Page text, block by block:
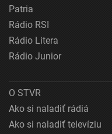
Patria
Rádio RSI
Rádio Litera
Rádio Junior
O STVR
Ako si naladiť rádiá
Ako si naladiť televíziu